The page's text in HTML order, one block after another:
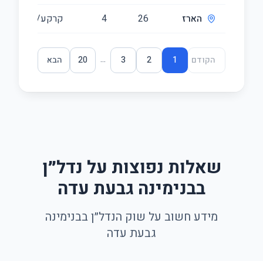
הארז 26
4 קרקע/2
הקודם 1
2
3
...
20 הבא
שאלות נפוצות על נדל״ן
בבנימינה גבעת עדה
מידע חשוב על שוק הנדל״ן בבנימינה
גבעת עדה